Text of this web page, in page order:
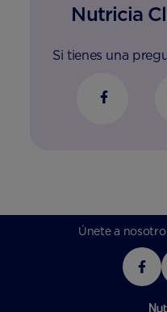
Nutricia
Si tienes una
Únete a